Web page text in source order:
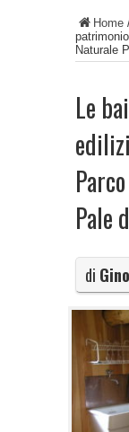
Home
Naturale
Le
Pale
di